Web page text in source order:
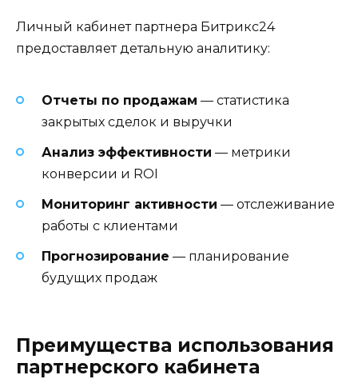
Личный кабинет партнера Битрикс24
предоставляет детальную аналитику:
Отчеты по продажам — статистика
закрытых сделок и выручки
Анализ эффективности — метрики
конверсии и ROI
Мониторинг активности — отслеживание
работы с клиентами
Прогнозирование — планирование
будущих продаж
Преимущества использования
партнерского кабинета